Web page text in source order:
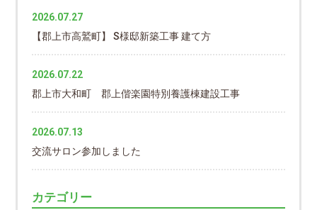
2026.07.27
【郡上市高鷲町】 S様邸新築工事 建て方
2026.07.22
郡上市大和町 郡上偕楽園特別養護棟建設工事
2026.07.13
交流サロン参加しました
カテゴリー